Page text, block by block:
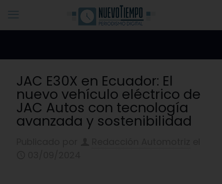
JAC E30X en Ecuador: El
nuevo vehículo eléctrico de
JAC Autos con tecnología
avanzada y sostenibilidad